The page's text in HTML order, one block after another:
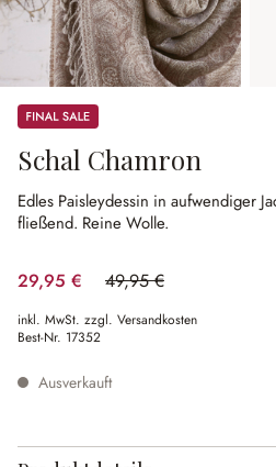
Sale
Schal Chamron
Edles Paisleydessin in aufwendiger
fließend. Reine Wolle.
29,95 € 49,95 €
(40.04% gespart)
inkl. MwSt. zzgl. Versandkosten
Best-Nr. 17352
Ausverkauft